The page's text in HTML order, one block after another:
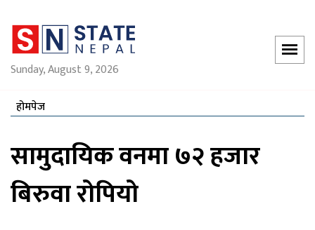
Sunday, August 9, 2026
होमपेज
सामुदायिक वनमा ७२ हजार
बिरुवा रोपियो